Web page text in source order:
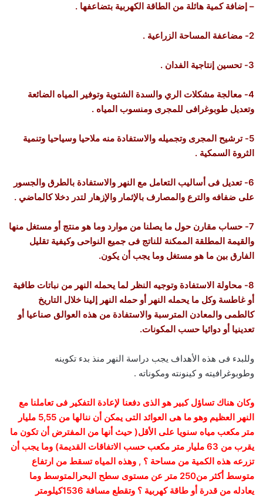
– إضافة كمية هائلة من الطاقة الكهربية بتضاعفها .
2- مضاعفة المساحة الزراعية .
3- تحسين إنتاجية الفدان .
4- معالجة مشكلات الري والسدة الشتوية وتوفير المياه الضائعة
وتعديل طوبوغرافى للمجرى ومنسوب المياه .
5- ترشيح المجرى وتجميله والاستفادة منه ملاحيا وسياحيا وتنمية
الثروة السمكية .
6- تعديل فى أساليب التعامل مع النهر والاستفادة بالطرق والجسور
على ضفافه والترع والمصارف بالإثمار والإزهار لتدر دخلا كالماضي .
7- حساب مقارن حول ما يصلنا من موارد وما هو منتج أو مستغل منها
والقيمة المطلقة الممكنة للناتج فى جميع النواحى وكيفية تقليل
الفارق بين ما هو مستغل وما يجب أن يكون.
8- محاولة الاستفادة وتوجيه النظر لما يحمله النهر من نباتات طافية
أو غاطسة وكل ما يحمله النهر أو حمله النهر إلينا خلال التاريخ
كالطمى والمعادن المترسبة والاستفادة من هذه العوالق صناعيا أو
تعدينيا أو دوائيا حسب المكونات.
وللبدء فى هذه الأهداف يجب دراسة النهر منذ بدء تكوينه
وطوبوغرافيته و كينونته ومكوناته .
وكان هناك تساؤل كبير هو الذى دفعنا لإعادة التفكير فى تعاملنا مع
النهر العظيم وهو ما هى العوائد التى يمكن أن ننالها من 5,55 مليار
متر مكعب مياه سنويا على الأقل( حيث أنها من المفترض أن تكون ما
يقرب من 63 مليار متر مكعب حسب الاتفاقات القديمة) وما يجب أن
تزرعه هذه الكمية من مساحة ؟ , وهذه المياه تسقط من ارتفاع
متوسط أكثر من250 متر عن مستوى سطح البحرالمتوسط وما
يعادله من قدرة أو طاقة كهربية ؟ وتقطع مسافة 1536كيلومتر